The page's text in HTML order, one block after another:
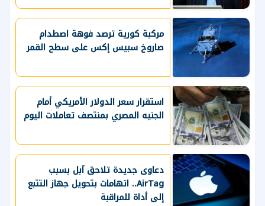
مركبة كورية ترصد فوهة اصطدام
صاروخ سبيس إكس على سطح القمر
استقرار سعر الدولار الأمريكي أمام
الجنيه المصري بمنتصف تعاملات اليوم
دعاوى جديدة تلاحق آبل بسبب
AirTag.. اتهامات بتحويل جهاز التتبع
إلى أداة للمراقبة